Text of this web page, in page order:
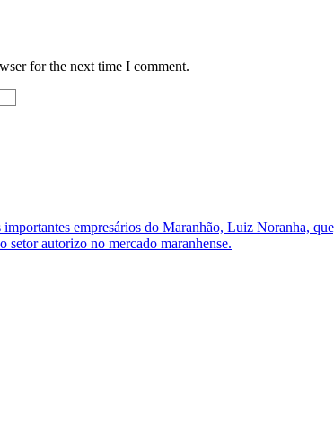
for the next time I comment.
empresários do Maranhão, Luiz Noranha,
setor autorizo no mercado maranhense.